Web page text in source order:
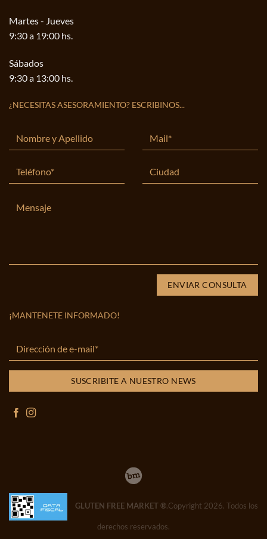
Martes - Jueves
9:30 a 19:00 hs.
Sábados
9:30 a 13:00 hs.
¿NECESITAS ASESORAMIENTO? ESCRIBINOS...
¡MANTENETE INFORMADO!
GLUTEN FREE MARKET ®.Copyright 2026. Todos los
derechos reservados.